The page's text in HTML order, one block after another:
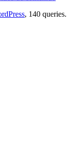
, 140 queries.